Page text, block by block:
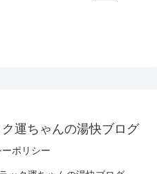
ク運ちゃんの湯快ブログ
ポリシー